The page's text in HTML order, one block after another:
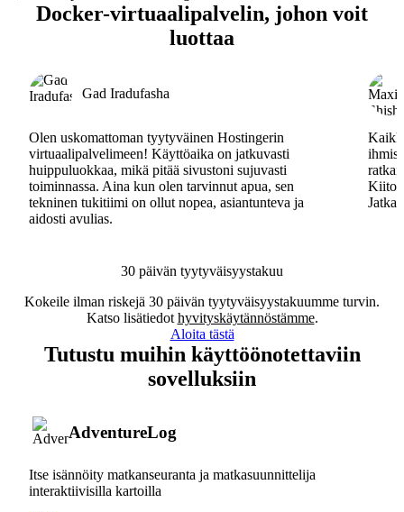
Docker-virtuaalipalvelin, johon voit
luottaa
Gad Iradufasha
Olen uskomattoman tyytyväinen Hostingerin
virtuaalipalvelimeen! Käyttöaika on jatkuvasti
huippuluokkaa, mikä pitää sivustoni sujuvasti
toiminnassa. Aina kun olen tarvinnut apua, sen
tekninen tukitiimi on ollut nopea, asiantunteva ja
aidosti avulias.
Kiitos
30 päivän tyytyväisyystakuu
Kokeile ilman riskejä 30 päivän tyytyväisyystakuumme turvin.
Katso lisätiedot hyvityskäytännöstämme.
Aloita tästä
Tutustu muihin käyttöönotettaviin
sovelluksiin
AdventureLog
Itse isännöity matkanseuranta ja matkasuunnittelija
interaktiivisilla kartoilla